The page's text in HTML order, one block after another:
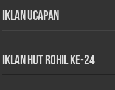
Iklan Ucapan
iklan HUT Rohil Ke-24